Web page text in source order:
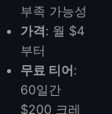
부족 가능성
가격: 월 $4
부터
무료 티어:
60일간
$200 크레